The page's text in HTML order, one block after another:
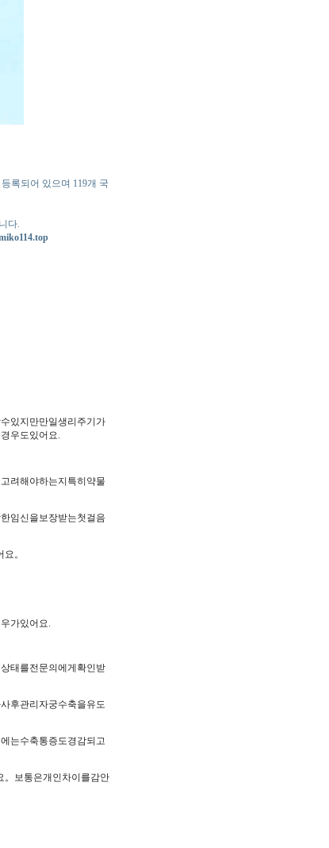
록되어 있으며 119개 국
다.
있지만만일생리주기가
우도있어요.
려해야하는지특히약물
임신을보장받는첫걸음
。
가있어요.
태를전문의에게확인받
후관리자궁수축을유도
는수축통증도경감되고
。보통은개인차이를감안